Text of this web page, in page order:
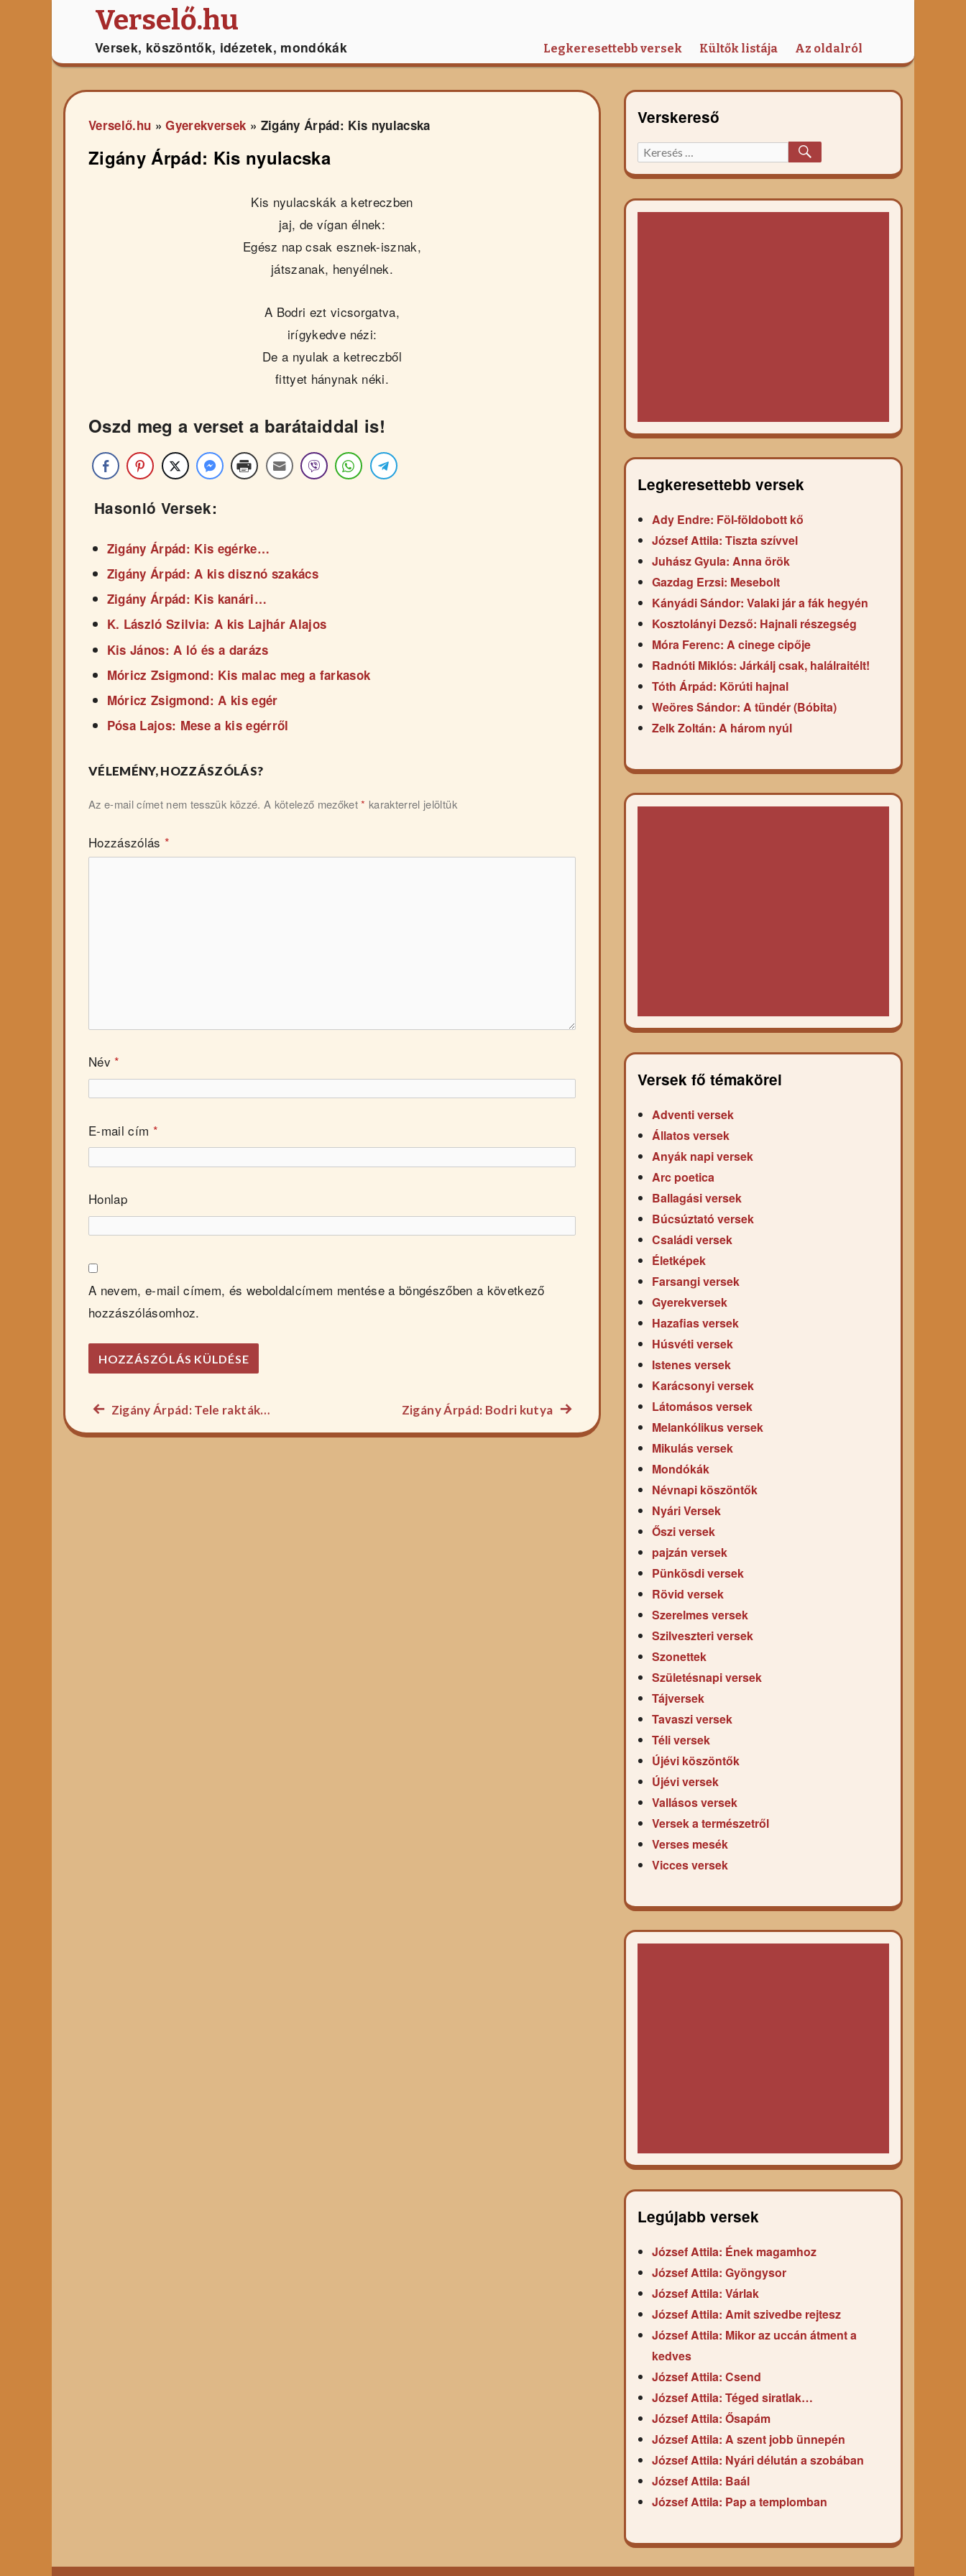
Verselő.hu
Versek, köszöntők, idézetek, mondókák Legkeresettebb versek Kültők listája Az oldalról
Verselő.hu »Gyerekversek » Zigány Árpád: Kis nyulacska
Zigány Árpád: Kis nyulacska
Kis nyulacskák a ketreczben
jaj, de vígan élnek:
Egész nap csak esznek-isznak,
játszanak, henyélnek.
A Bodri ezt vicsorgatva,
irígykedve nézi:
De a nyulak a ketreczből
fittyet hánynak néki.
Oszd meg a verset a barátaiddal is!
Hasonló Versek:
Zigány Árpád: Kis egérke…
Zigány Árpád: A kis disznó szakács
Zigány Árpád: Kis kanári…
K. László Szilvia: A kis Lajhár Alajos
Kis János: A ló és a darázs
Móricz Zsigmond: Kis malac meg a farkasok
Móricz Zsigmond: A kis egér
Pósa Lajos: Mese a kis egérről
VÉLEMÉNY, HOZZÁSZÓLÁS?
Az e-mail címet nem tesszük közzé. A kötelező mezőket* karakterrel jelöltük
Hozzászólás *
Név *
E-mail cím *
Honlap
A nevem, e-mail címem, és weboldalcímem mentése a böngészőben a következő
hozzászólásomhoz.
Bejegyzés
Előző
főzelék
Zigány Árpád: Tele rakták… Zigány Árpád: Bodri kutya Következő
főzelék
Verskereső
Keresett
főzelék
Legkeresettebb versek
Ady Endre: Föl-földobott kő
József Attila: Tiszta szívvel
Juhász Gyula: Anna örök
Gazdag Erzsi: Mesebolt
Kányádi Sándor: Valaki jár a fák hegyén
Kosztolányi Dezső: Hajnali részegség
Móra Ferenc: A cinege cipője
Radnóti Miklós: Járkálj csak, halálraitélt!
Tóth Árpád: Körúti hajnal
Weöres Sándor: A tündér (Bóbita)
Zelk Zoltán: A három nyúl
Versek fő témakörei
Adventi versek
Állatos versek
Anyák napi versek
Arc poetica
Ballagási versek
Búcsúztató versek
Családi versek
Életképek
Farsangi versek
Gyerekversek
Hazafias versek
Húsvéti versek
Istenes versek
Karácsonyi versek
Látomásos versek
Melankólikus versek
Mikulás versek
Mondókák
Névnapi köszöntők
Nyári Versek
Őszi versek
pajzán versek
Pünkösdi versek
Rövid versek
Szerelmes versek
Szilveszteri versek
Szonettek
Születésnapi versek
Tájversek
Tavaszi versek
Téli versek
Újévi köszöntők
Újévi versek
Vallásos versek
Versek a természetről
Verses mesék
Vicces versek
Legújabb versek
József Attila: Ének magamhoz
József Attila: Gyöngysor
József Attila: Várlak
József Attila: Amit szivedbe rejtesz
József Attila: Mikor az uccán átment a
kedves
József Attila: Csend
József Attila: Téged siratlak…
József Attila: Ősapám
József Attila: A szent jobb ünnepén
József Attila: Nyári délután a szobában
József Attila: Baál
József Attila: Pap a templomban